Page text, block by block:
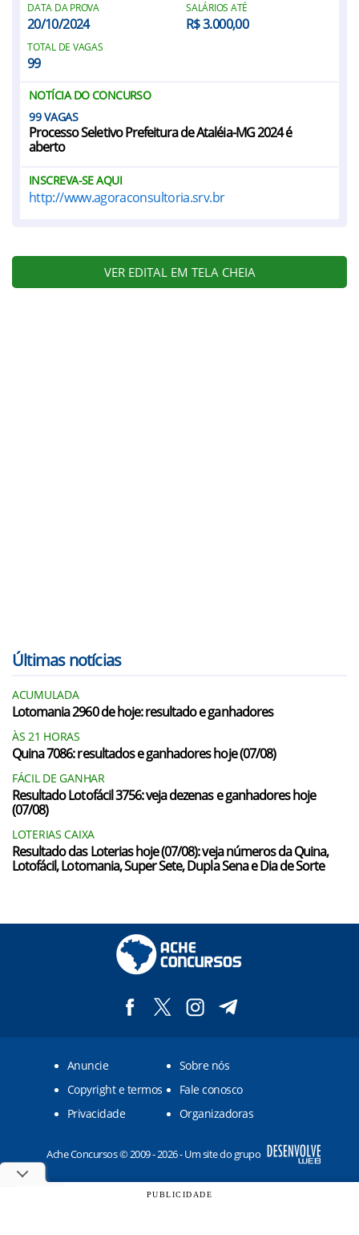
DATA DA PROVA
20/10/2024
SALÁRIOS ATÉ
R$ 3.000,00
TOTAL DE VAGAS
99
NOTÍCIA DO CONCURSO
99
Processo Seletivo Prefeitura de Ataléia-MG 2024 é
aberto
INSCREVA-SE AQUI
http://www.agoraconsultoria.srv.br
VER EDITAL EM TELA CHEIA
Últimas notícias
ACUMULADA
Lotomania 2960 de hoje: resultado e ganhadores
ÀS 21 HORAS
Quina 7086: resultados e ganhadores hoje (07/08)
FÁCIL DE GANHAR
Resultado Lotofácil 3756: veja dezenas e ganhadores hoje
(07/08)
LOTERIAS CAIXA
Resultado das Loterias hoje (07/08): veja números da Quina,
Lotofácil, Lotomania, Super Sete, Dupla Sena e Dia de Sorte
Anuncie
Sobre nós
Copyright e termos
Fale conosco
Privacidade
Organizadoras
Ache Concursos © 2009 - 2026 - Um site do grupo
PUBLICIDADE